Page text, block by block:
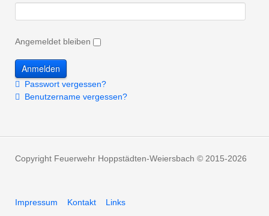
Angemeldet bleiben
Passwort vergessen?
Benutzername vergessen?
Copyright Feuerwehr Hoppstädten-Weiersbach © 2015-2026
Impressum Kontakt Links